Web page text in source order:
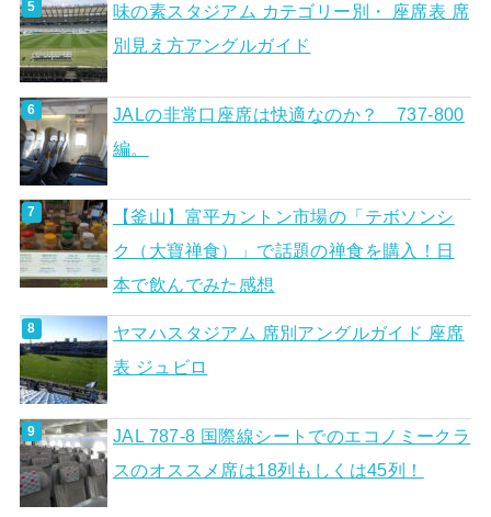
味の素スタジアム カテゴリー別・ 座席表 席
別見え方アングルガイド
JALの非常口座席は快適なのか？ 737-800
編。
【釜山】富平カントン市場の「テボソンシ
ク（大寶禅食）」で話題の禅食を購入！日
本で飲んでみた感想
ヤマハスタジアム 席別アングルガイド 座席
表 ジュビロ
JAL 787-8 国際線シートでのエコノミークラ
スのオススメ席は18列もしくは45列！